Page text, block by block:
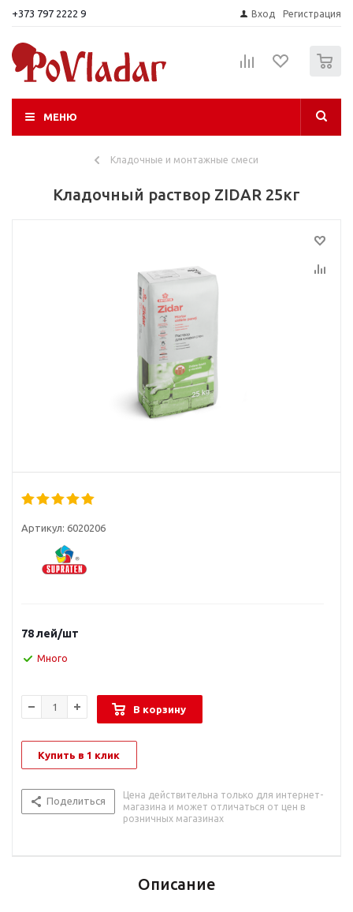
+373 797 2222 9 Вход Регистрация
МЕНЮ
Кладочные и монтажные смеси
Кладочный раствор ZIDAR 25кг
Артикул: 6020206
78лей/шт
Много
В корзину
Купить в 1 клик
Поделиться
Цена действительна только для интернет-
магазина и может отличаться от цен в
розничных магазинах
Описание